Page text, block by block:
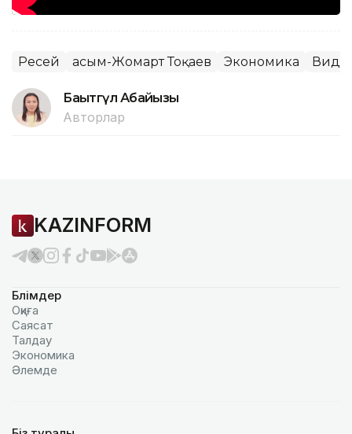
Ресей Қасым-Жомарт Тоқаев Экономика
Бақытгүл Абайқызы
Авторлар
KAZINFORM
Бөлімдер
Оқиға
Саясат
Талдау
Экономика
Әлемде